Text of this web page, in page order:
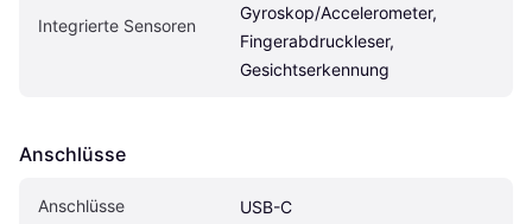
Integrierte Sensoren
Gyroskop/Accelerometer,
Fingerabdruckleser,
Gesichtserkennung
Anschlüsse
Anschlüsse USB-C